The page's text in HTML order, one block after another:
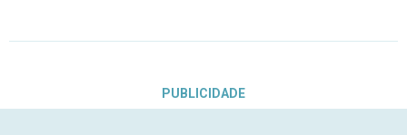
PUBLICIDADE